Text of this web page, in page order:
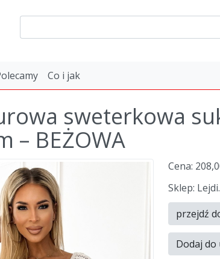
Co i jak
sweterkowa
– BEŻOWA
Cena:
Sklep:
przejdź
Dodaj